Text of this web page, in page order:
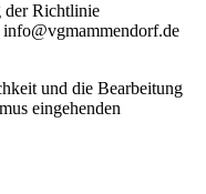
der Richtlinie
info@vgmammendorf.de
und die Bearbeitung
eingehenden